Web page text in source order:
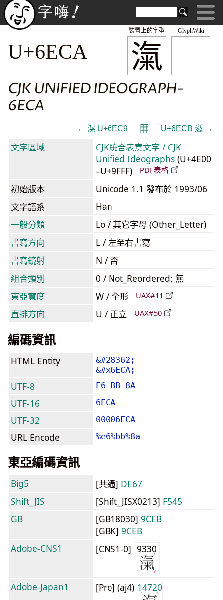
GlyphWiki
滊
裝置上的字型
U+6ECA
CJK UNIFIED IDEOGRAPH-
6ECA
← 滉 U+6EC9 𝄜 U+6ECB 滋 →
文字區域
CJK統合表意文字 / CJK
Unified Ideographs (U+4E00
–U+9FFF)
PDF表格
初始版本
Unicode 1.1 發布於 1993/06
文字語系
Han
一般分類
Lo / 其它字母 (Other_Letter)
書寫方向
L / 左至右書寫
書寫鏡射
N / 否
組合類別
0 / Not_Reordered; 無
東亞寬度
W / 全形 UAX#11
直排方向 U / 正立 UAX#50
編碼資訊
HTML Entity
&#28362;
&#x6ECA;
UTF-8 E6 BB 8A
UTF-16 6ECA
UTF-32 00006ECA
URL Encode %e6%bb%8a
東亞編碼資訊
Big5 [共通] DE67
Shift_JIS
[Shift_JISX0213] F545
GB
[GB18030] 9CEB
[GBK] 9CEB
Adobe-CNS1
[CNS1-0] 9330
Adobe-Japan1 [Pro] (aj4) 14720